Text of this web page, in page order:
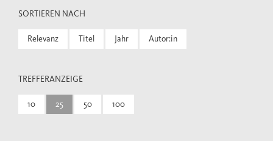
SORTIEREN NACH
Relevanz Titel Jahr Autor:in
TREFFERANZEIGE
10 25 50 100